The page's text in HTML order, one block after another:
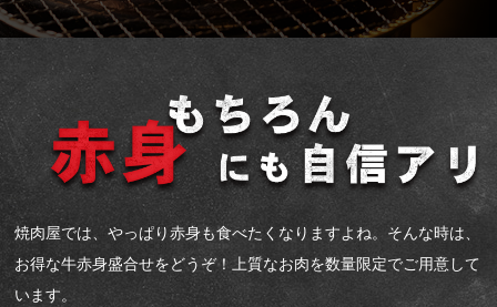
焼肉屋では、やっぱり赤身も食べたくなりますよね。そんな時は、
お得な牛赤身盛合せをどうぞ！上質なお肉を数量限定でご用意して
います。